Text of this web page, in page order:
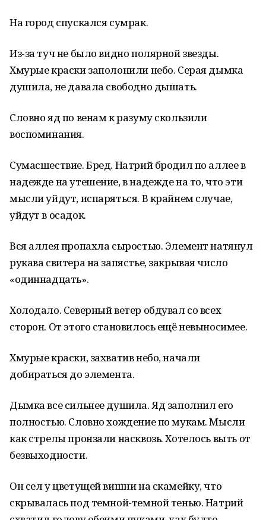
На город спускался сумрак.
Из-за туч не было видно полярной звезды.
Хмурые краски заполонили небо. Серая дымка
душила, не давала свободно дышать.
Словно яд по венам к разуму скользили
воспоминания.
Сумасшествие. Бред. Натрий бродил по аллее в
надежде на утешение, в надежде на то, что эти
мысли уйдут, испаряться. В крайнем случае,
уйдут в осадок.
Вся аллея пропахла сыростью. Элемент натянул
рукава свитера на запястье, закрывая число
«одиннадцать».
Холодало. Северный ветер обдувал со всех
сторон. От этого становилось ещё невыносимее.
Хмурые краски, захватив небо, начали
добираться до элемента.
Дымка все сильнее душила. Яд заполнил его
полностью. Словно хождение по мукам. Мысли
как стрелы пронзали насквозь. Хотелось выть от
безвыходности.
Он сел у цветущей вишни на скамейку, что
скрывалась под темной-темной тенью. Натрий